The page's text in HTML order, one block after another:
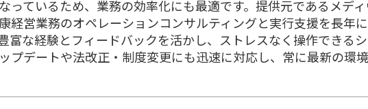
っているため、業務の効率化にも最適です。提供元であるメデ
経営業務のオペレーションコンサルティングと実行支援を長年
富な経験とフィードバックを活かし、ストレスなく操作できる
プデートや法改正・制度変更にも迅速に対応し、常に最新の環